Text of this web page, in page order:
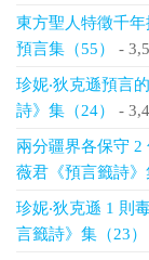
東方聖人特徵千年
預言集（55）
-
珍妮‧狄克遜預言
詩》集（24）
-
兩分疆界各保守 2
薇君《預言籤詩》
珍妮‧狄克遜 1 則
言籤詩》集（23）